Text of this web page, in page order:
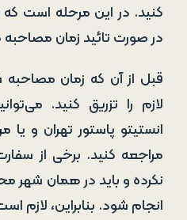
کنید. در این مرحله است
در صورت تائید زمان
قبل از آن که زمان
لازم را تزریق کنید.
انستیتو پاستور تهران و
مراجعه کنید. برخی از
نکرده و باید در همان شهر
انجام شود. بنابراین، لازم